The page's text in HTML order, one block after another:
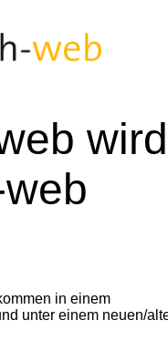
wird
in einem
unter einem neuen/